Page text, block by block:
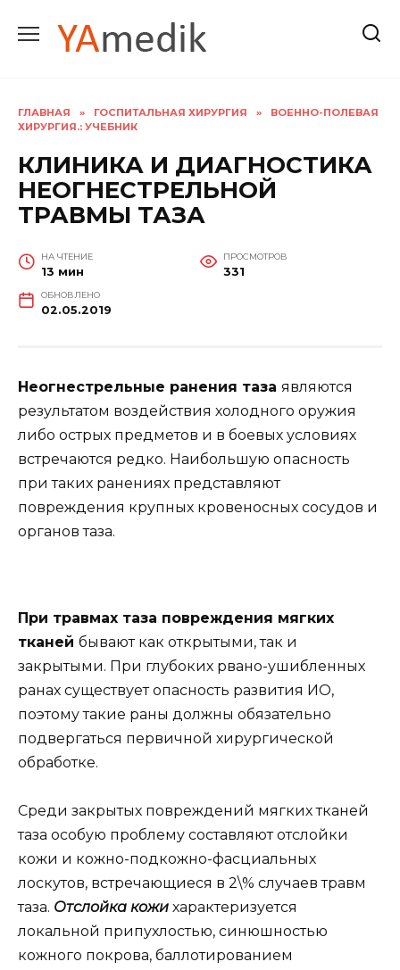
содержанию
ГЛАВНАЯ » ГОСПИТАЛЬНАЯ ХИРУРГИЯ »
ВОЕННО-ПОЛЕВАЯ
ХИРУРГИЯ.: УЧЕБНИК
КЛИНИКА И ДИАГНОСТИКА
НЕОГНЕСТРЕЛЬНОЙ
ТРАВМЫ ТАЗА
НА ЧТЕНИЕ
13 мин
ПРОСМОТРОВ
331
ОБНОВЛЕНО
02.05.2019
Неогнестрельные ранения таза являются
результатом воздействия холодного оружия
либо острых предметов и в боевых условиях
встречаются редко. Наибольшую опасность
при таких ранениях представляют
повреждения крупных кровеносных сосудов и
органов таза.
При травмах таза повреждения мягких
тканей бывают как открытыми, так и
закрытыми. При глубоких рвано-ушибленных
ранах существует опасность развития ИО,
поэтому такие раны должны обязательно
подвергаться первичной хирургической
обработке.
Среди закрытых повреждений мягких тканей
таза особую проблему составляют отслойки
кожи и кожно-подкожно-фасциальных
лоскутов, встречающиеся в 2\% случаев травм
таза. Отслойка кожи характеризуется
локальной припухлостью, синюшностью
кожного покрова, баллотированием